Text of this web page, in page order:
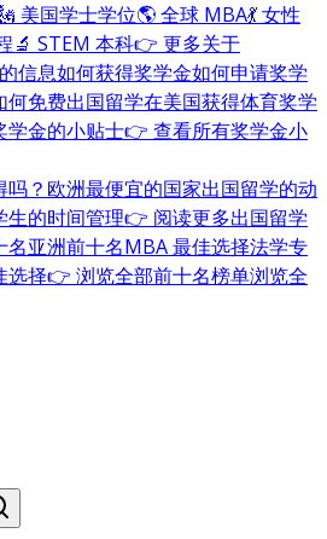
美国学士学位🌎 全球 MBA💃 女性
🔬 STEM 本科👉 更多关于
信息如何获得奖学金如何申请奖学
何免费出国留学在美国获得体育奖学
学金的小贴士👉 查看所有奖学金小
？ 欧洲最便宜的国家出国留学的动
生的时间管理👉 阅读更多出国留学
名亚洲前十名MBA 最佳选择法学专
选择👉 浏览全部前十名榜单浏览全